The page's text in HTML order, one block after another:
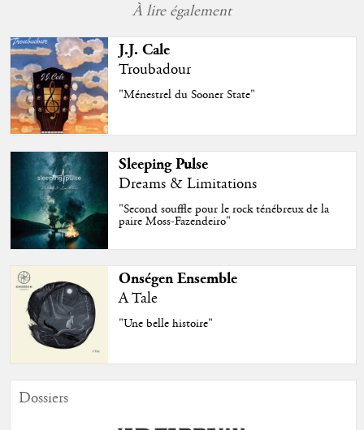
À lire également
J.J. Cale
Troubadour
"Ménestrel du Sooner State"
Sleeping Pulse
Dreams & Limitations
"Second souffle pour le rock ténébreux de la
paire Moss-Fazendeiro"
Onségen Ensemble
A Tale
"Une belle histoire"
Dossiers